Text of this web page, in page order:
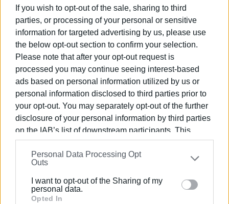
If you wish to opt-out of the sale, sharing to third
parties, or processing of your personal or sensitive
information for targeted advertising by us, please use
the below opt-out section to confirm your selection.
Please note that after your opt-out request is
processed you may continue seeing interest-based
ads based on personal information utilized by us or
personal information disclosed to third parties prior to
your opt-out. You may separately opt-out of the further
disclosure of your personal information by third parties
on the IAB’s list of downstream participants. This
information may also be disclosed by us to third parties
on theIAB’s List of Downstream Participants
that may
further disclose it to other third parties.
Please note that this website/app uses one or more
Google services and may gather and store information
Personal Data Processing Opt
Outs
I want to opt-out of the Sharing of my
personal data.
Opted In